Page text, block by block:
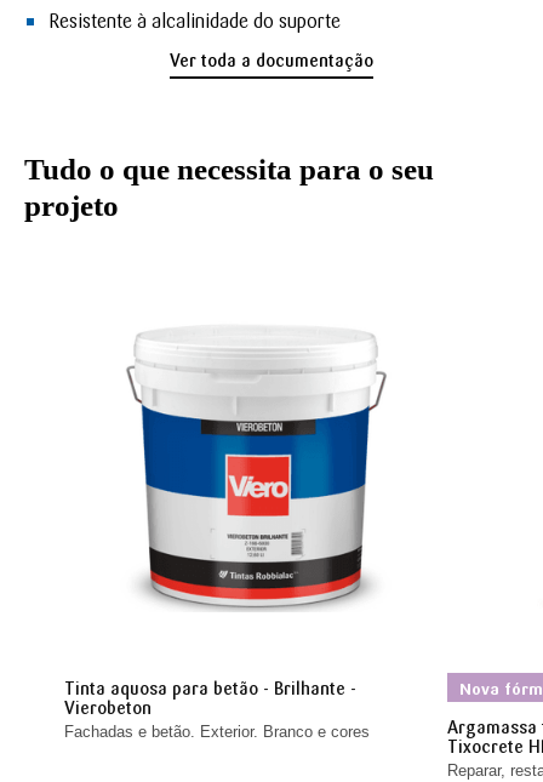
Resistente à alcalinidade do suporte
Ver toda a documentação
Tudo o que necessita para o seu
projeto
Tinta aquosa para betão - Brilhante -
Vierobeton
Fachadas e betão. Exterior. Branco e cores
Nova
Tixocrete
Reparar,